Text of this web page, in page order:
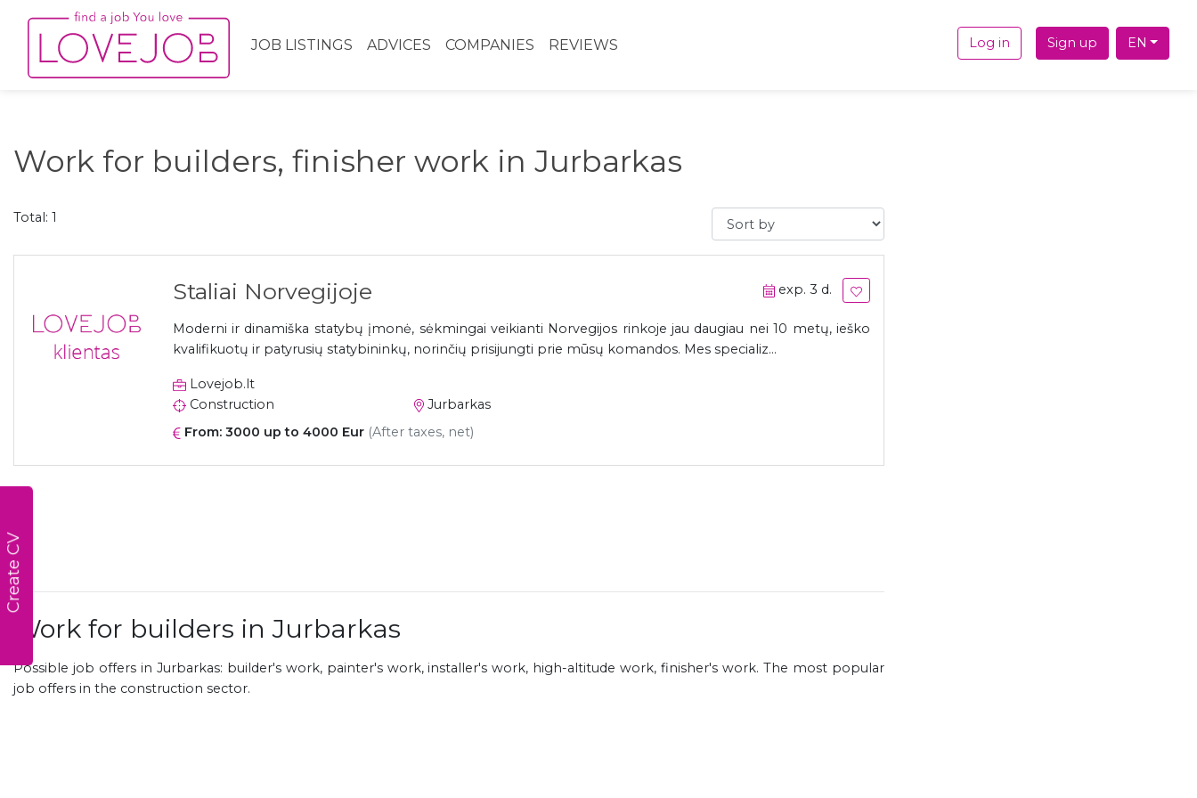
JOB LISTINGS ADVICES COMPANIES REVIEWS Log in Sign up EN
Create CV
Work for builders, finisher work in Jurbarkas
Total: 1 Sort by
Staliai Norvegijoje exp. 3 d.
Moderni ir dinamiška statybų įmonė, sėkmingai veikianti Norvegijos rinkoje jau daugiau nei 10 metų, ieško
kvalifikuotų ir patyrusių statybininkų, norinčių prisijungti prie mūsų komandos. Mes specializ...
Lovejob.lt
Construction
Jurbarkas
From: 3000 up to 4000 Eur (After taxes, net)
Work for builders in Jurbarkas
Possible job offers in Jurbarkas: builder's work, painter's work, installer's work, high-altitude work, finisher's work. The most popular
job offers in the construction sector.